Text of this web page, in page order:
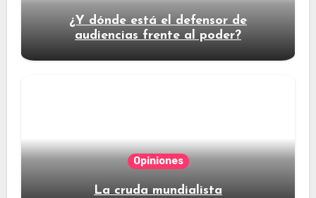
¿Y dónde está el defensor de
audiencias frente al poder?
Opiniones
La cruda mundialista